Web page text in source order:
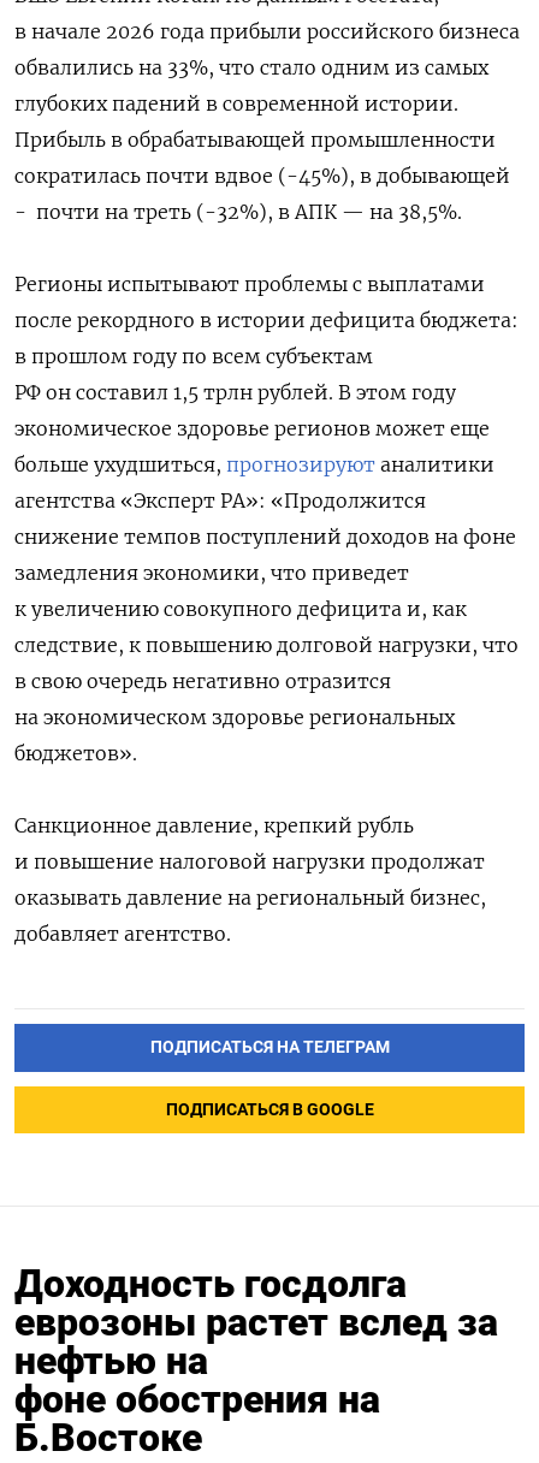
в начале 2026 года прибыли российского бизнеса
обвалились на 33%, что стало одним из самых
глубоких падений в современной истории.
Прибыль в обрабатывающей промышленности
сократилась почти вдвое (-45%), в добывающей
- почти на треть (-32%), в АПК — на 38,5%.
Регионы испытывают проблемы с выплатами
после рекордного в истории дефицита бюджета:
в прошлом году по всем субъектам
РФ он составил 1,5 трлн рублей. В этом году
экономическое здоровье регионов может еще
больше ухудшиться, прогнозируют аналитики
агентства «Эксперт РА»: «Продолжится
снижение темпов поступлений доходов на фоне
замедления экономики, что приведет
к увеличению совокупного дефицита и, как
следствие, к повышению долговой нагрузки, что
в свою очередь негативно отразится
на экономическом здоровье региональных
бюджетов».
Санкционное давление, крепкий рубль
и повышение налоговой нагрузки продолжат
оказывать давление на региональный бизнес,
добавляет агентство.
ПОДПИСАТЬСЯ НА ТЕЛЕГРАМ
ПОДПИСАТЬСЯ В GOOGLE
Доходность госдолга
еврозоны растет вслед за
нефтью на
фоне обострения на
Б.Востоке